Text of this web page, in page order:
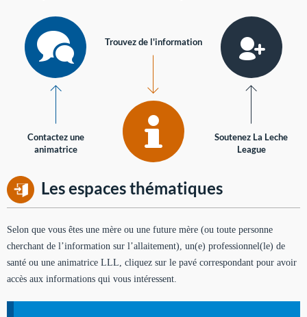
Contactez une
animatrice
Trouvez de l'information
Soutenez La Leche
League
Les espaces thématiques
Selon que vous êtes une mère ou une future mère (ou toute personne
cherchant de l’information sur l’allaitement), un(e) professionnel(le) de
santé ou une animatrice LLL, cliquez sur le pavé correspondant pour avoir
accès aux informations qui vous intéressent.